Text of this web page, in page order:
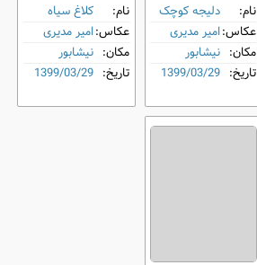
نام:
دلیجه کوچک
عکاس:امیر مدیری
مکان: نیشابور
تاریخ: 1399/03/29
نام:
کلاغ سیاه
عکاس:امیر مدیری
مکان: نیشابور
تاریخ: 1399/03/29